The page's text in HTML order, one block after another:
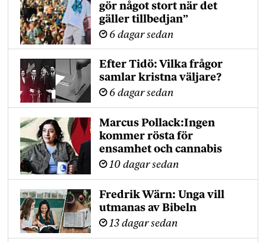
gör något stort när det
gäller tillbedjan”
6 dagar sedan
Efter Tidö: Vilka frågor
samlar kristna väljare?
6 dagar sedan
Marcus Pollack:Ingen
kommer rösta för
ensamhet och cannabis
10 dagar sedan
Fredrik Wärn: Unga vill
utmanas av Bibeln
13 dagar sedan